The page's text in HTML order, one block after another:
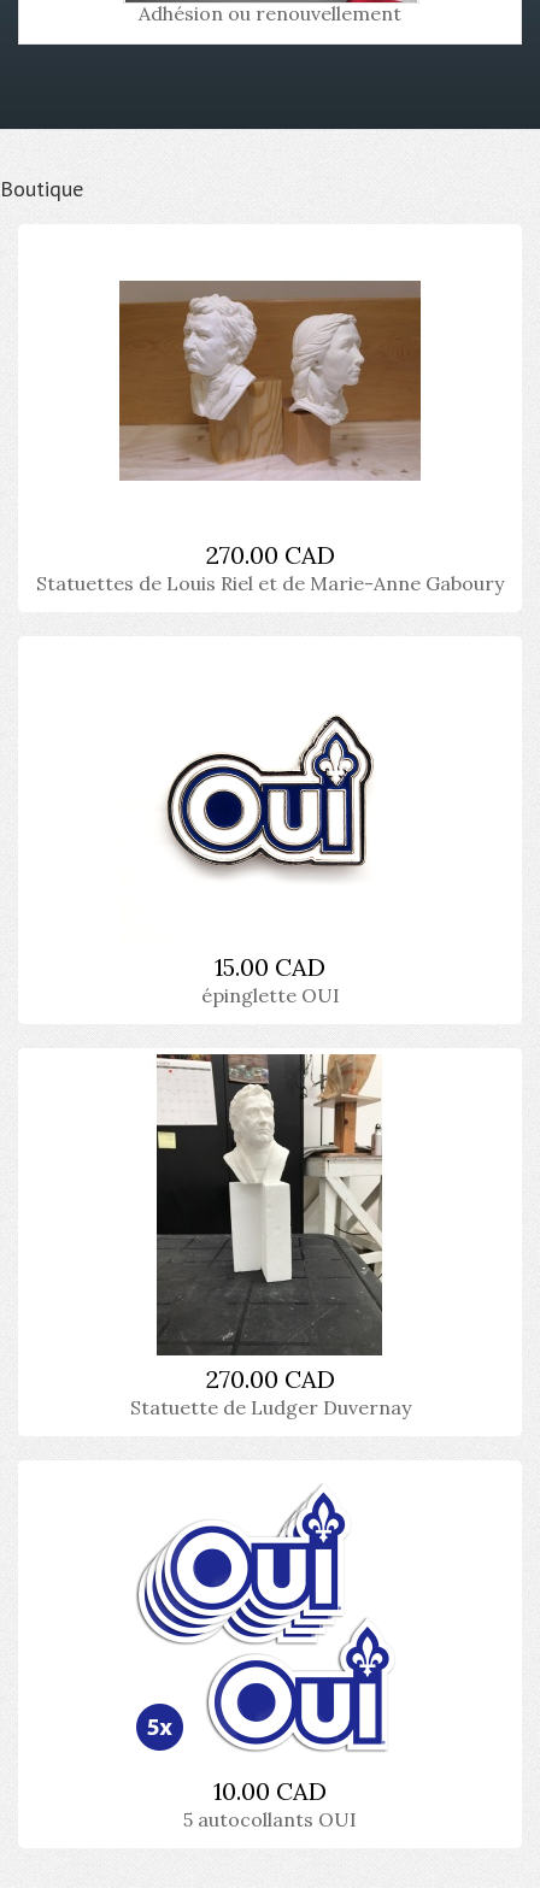
Adhésion ou renouvellement
Boutique
270.00 CAD
Statuettes de Louis Riel et de Marie-Anne Gaboury
15.00 CAD
épinglette OUI
270.00 CAD
Statuette de Ludger Duvernay
10.00 CAD
5 autocollants OUI